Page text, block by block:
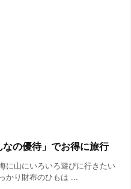
の優待」でお得に旅行
に山にいろいろ遊びに行きたい
かり財布のひもは ...